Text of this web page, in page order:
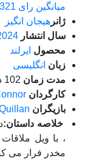
میانگین رای 5.321 نفر
ژانر هیجان انگیز
سال انتشار
محصول ایرلند
زبان انگلیسی
مدت زمان 102 دقیقه
کارگردان
بازیگران
خلاصه داستان:
، با ویل
مخدر فرار می